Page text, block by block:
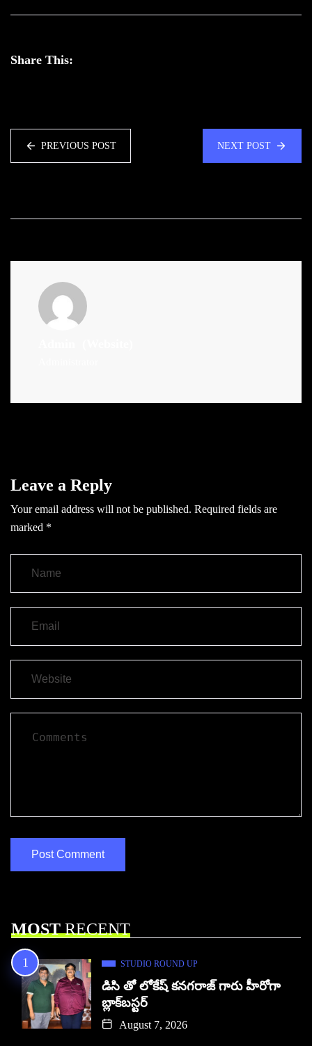
Share This:
PREVIOUS POST NEXT POST
Leave a Reply
Your email address will not be published. Required fields are
marked *
MOSTRECENT
STUDIO ROUND UP
డిసి తో లోకేష్ కనగరాజ్ గారు హీరోగా
బ్లాక్‌బస్టర్
August 7, 2026